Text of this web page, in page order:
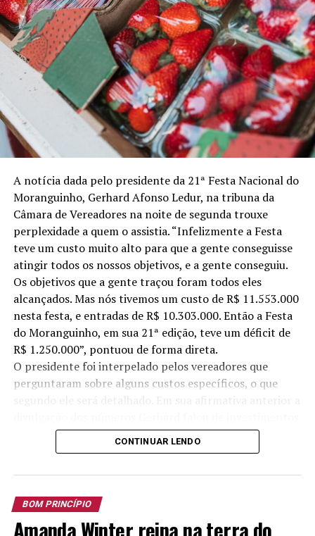
A notícia dada pelo presidente da 21ª Festa Nacional do
Moranguinho, Gerhard Afonso Ledur, na tribuna da
Câmara de Vereadores na noite de segunda trouxe
perplexidade a quem o assistia. “Infelizmente a Festa
teve um custo muito alto para que a gente conseguisse
atingir todos os nossos objetivos, e a gente conseguiu.
Os objetivos que a gente traçou foram todos eles
alcançados. Mas nós tivemos um custo de R$ 11.553.000
nesta festa, e entradas de R$ 10.303.000. Então a Festa
do Moranguinho, em sua 21ª edição, teve um déficit de
R$ 1.250.000”, pontuou de forma direta.
O presidente foi interpelado pelos vereadores que
perguntaram sobre alguns custos específicos, o que
feitos em melhorias no parque, nas estruturas do
Ginásio de Esportes, Morangão, Centro de Eventos, além
município, mas dos quais R$ 350 mil eram para essas
CONTINUAR LENDO
BOM PRINCÍPIO
Amanda Winter reina na terra do